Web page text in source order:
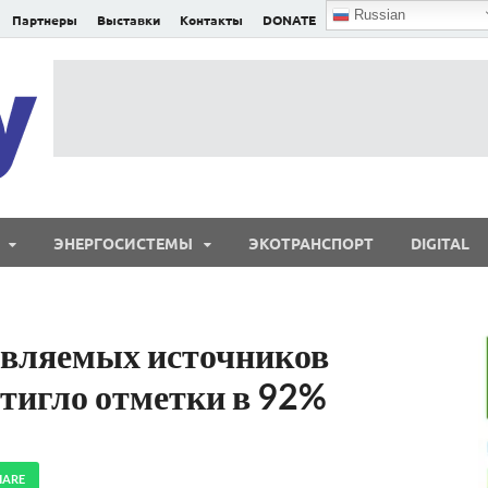
Партнеры Выставки Контакты DONATE Russian
ЭНЕРГОСИСТЕМЫ ЭКОТРАНСПОРТ DIGITAL
источников
отметки в 92%